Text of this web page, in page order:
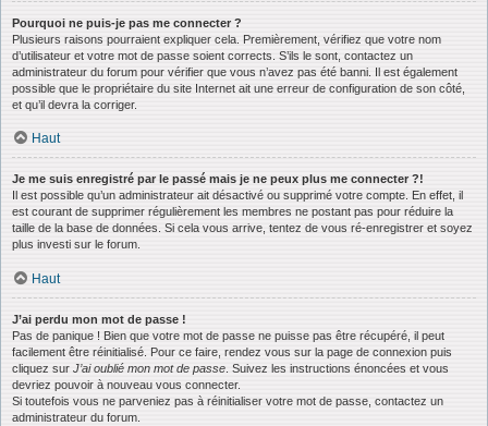
Pourquoi ne puis-je pas me connecter ?
Plusieurs raisons pourraient expliquer cela. Premièrement, vérifiez que votre nom
d’utilisateur et votre mot de passe soient corrects. S’ils le sont, contactez un
administrateur du forum pour vérifier que vous n’avez pas été banni. Il est également
possible que le propriétaire du site Internet ait une erreur de configuration de son côté,
et qu’il devra la corriger.
Haut
Je me suis enregistré par le passé mais je ne peux plus me connecter ?!
Il est possible qu’un administrateur ait désactivé ou supprimé votre compte. En effet, il
est courant de supprimer régulièrement les membres ne postant pas pour réduire la
taille de la base de données. Si cela vous arrive, tentez de vous ré-enregistrer et soyez
plus investi sur le forum.
Haut
J’ai perdu mon mot de passe !
Pas de panique ! Bien que votre mot de passe ne puisse pas être récupéré, il peut
facilement être réinitialisé. Pour ce faire, rendez vous sur la page de connexion puis
cliquez sur J’ai oublié mon mot de passe . Suivez les instructions énoncées et vous
devriez pouvoir à nouveau vous connecter.
Si toutefois vous ne parveniez pas à réinitialiser votre mot de passe, contactez un
administrateur du forum.